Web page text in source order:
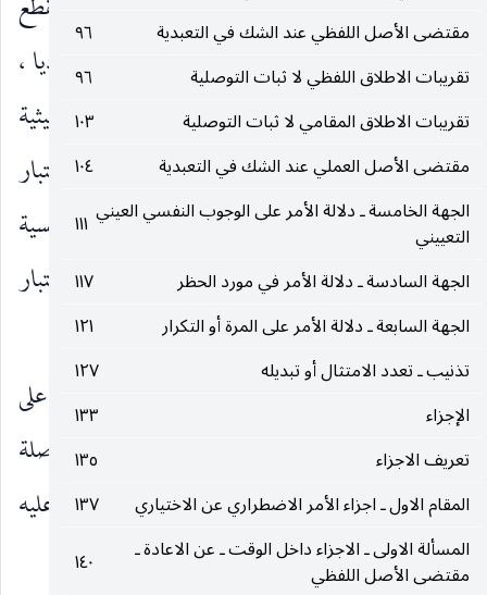
مقتضى الأصل اللفظي عند الشك في التعبدية
٩٦
تقريبات الاطلاق اللفظي لا ثبات التوصلية
٩٦
تقريبات الاطلاق المقامي لا ثبات التوصلية
١٠٣
مقتضى الأصل العملي عند الشك في التعبدية
١٠٤
الجهة الخامسة ـ دلالة الأمر على الوجوب النفسي العيني
التعييني
١١١
الجهة السادسة ـ دلالة الأمر في مورد الحظر
١١٧
الجهة السابعة ـ دلالة الأمر على المرة أو التكرار
١٢١
تذنيب ـ تعدد الامتثال أو تبديله
١٢٧
الإجزاء
١٣٣
تعريف الاجزاء
١٣٥
المقام الاول ـ اجزاء الأمر الاضطراري عن الاختياري
١٣٧
المسألة الاولى ـ الاجزاء داخل الوقت ـ عن الاعادة ـ
مقتضى الأصل اللفظي
١٤٠
بانقطاع الاعتبار واللحاظ ، لأنه ليس تسلسلا وجوديا ،
وانما هو من التسلسل في الاعتبار وملاحظة حيثية
الإيصال إلى المقدمة وهو ينقطع بانقطاع الاعتبار
والملاحظة ، فلا محذور في ان تكون هناك أشواق نفسية
غيرية متسلسلة وممتدة كلما امتدت الملاحظة والاعتبار
في عالم نفس الآمر.
الوجه الثاني : لزوم اجتماع المثلين ، أي الوجوبين على
ذي المقدمة ، لما تقدم من أنه على القول بالمقدمة الموصلة
يكون ذو المقدمة قيدا فيها ، فيترشح وجوب غيري عليه
فيجتمع فيه الوجوبان النفسيّ والغيري.